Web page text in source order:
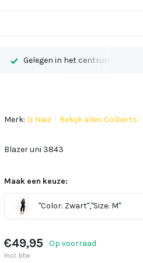
Gelegen in het centrum van Echt
Merk: Iz Naiz Bekijk alles Colberts
Blazer uni 3843
Maak een keuze:
"Color: Zwart","Size: M"
€49,95 Op voorraad
Incl. btw